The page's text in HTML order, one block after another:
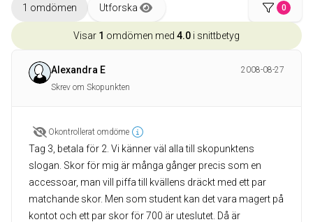
1 omdömen Utforska 0
Visar 1 omdömen med 4.0 i snittbetyg
Alexandra E
2008-08-27
Skrev om Skopunkten
Okontrollerat omdöme
Tag 3, betala för 2. Vi känner väl alla till skopunktens
slogan. Skor för mig är många gånger precis som en
accessoar, man vill piffa till kvällens dräckt med ett par
matchande skor. Men som student kan det vara magert på
kontot och ett par skor för 700 är uteslutet. Då är